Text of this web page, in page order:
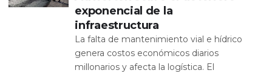
exponencial de la
infraestructura
La falta de mantenimiento vial e hídrico
genera costos económicos diarios
millonarios y afecta la logística. El